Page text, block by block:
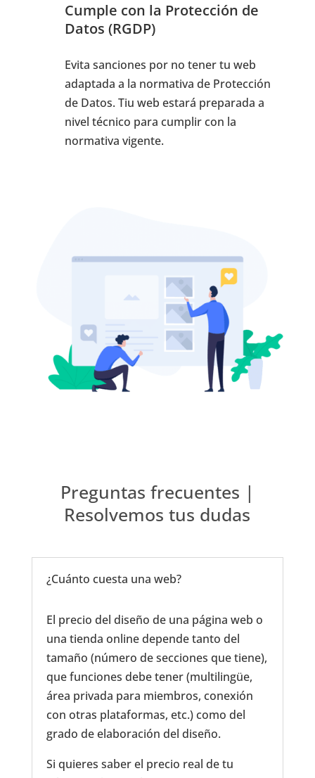
Cumple con la Protección de
Datos (RGDP)
Evita sanciones por no tener tu web
adaptada a la normativa de Protección
de Datos. Tiu web estará preparada a
nivel técnico para cumplir con la
normativa vigente.
Preguntas frecuentes |
Resolvemos tus dudas
¿Cuánto cuesta una web?
El precio del diseño de una página web o
una tienda online depende tanto del
tamaño (número de secciones que tiene),
que funciones debe tener (multilingüe,
área privada para miembros, conexión
con otras plataformas, etc.) como del
grado de elaboración del diseño.
Si quieres saber el precio real de tu